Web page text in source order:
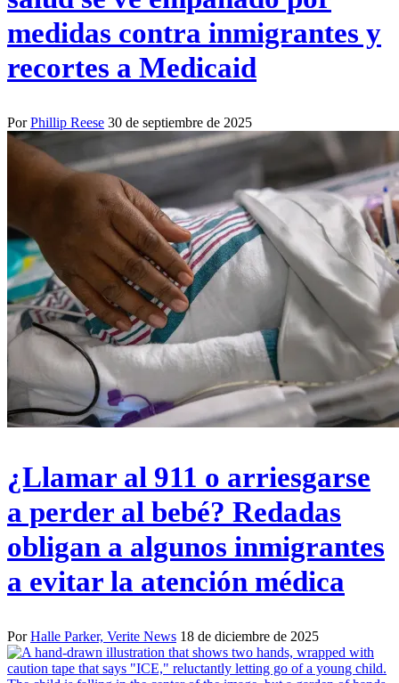
medidas contra inmigrantes y
recortes a Medicaid
PorPhillip Reese 30 de septiembre de 2025
¿Llamar al 911 o arriesgarse
a perder al bebé? Redadas
obligan a algunos inmigrantes
a evitar la atención médica
PorHalle Parker, Verite News 18 de diciembre de 2025